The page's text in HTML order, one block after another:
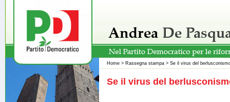
Home > Rassegna stampa > Se il virus del
Se il virus del